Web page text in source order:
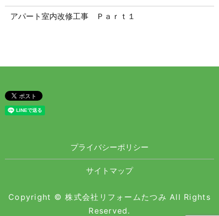
アパート室内改修工事 Ｐａｒｔ１
プライバシーポリシー
サイトマップ
Copyright © 株式会社リフォームたつみ All Rights
Reserved.